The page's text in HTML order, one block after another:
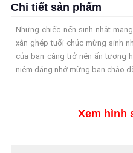
Chi tiết sản phẩm
Những chiếc nến sinh nhật
xắn ghép tuổi chúc mừng sinh
của bạn càng trở nên ấn tượng
niệm đáng nhớ mừng bạn chào
Xem hình